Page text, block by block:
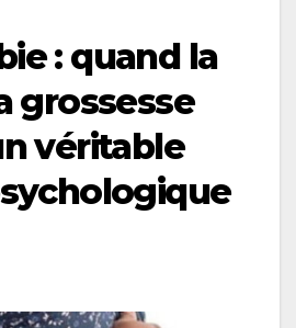
: quand la
grossesse
véritable